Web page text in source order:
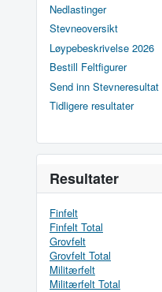
Nedlastinger
Stevneoversikt
Løypebeskrivelse 2026
Bestill Feltfigurer
Send inn Stevneresultat
Tidligere resultater
Resultater
Finfelt
Finfelt Total
Grovfelt
Grovfelt Total
Militærfelt
Militærfelt Total